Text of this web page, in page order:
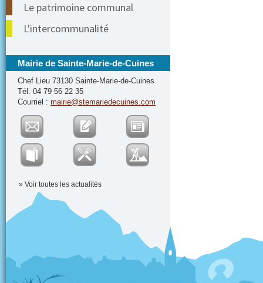
Le patrimoine communal
L'intercommunalité
Mairie de Sainte-Marie-de-Cuines
Chef Lieu 73130 Sainte-Marie-de-Cuines
Tél. 04 79 56 22 35
Courriel : mairie@stemariedecuines.com
» Voir toutes les actualités